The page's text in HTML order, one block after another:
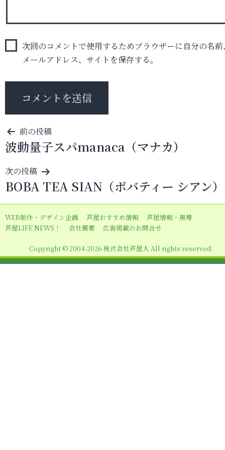
次回のコメントで使用するためブラウザーに自分の名前
メールアドレス、サイトを保存する。
投
稿
ナ
ビ
ゲ
ー
シ
ン
前の投稿
波動量子スパmanaca（マナカ）
次の投稿
BOBA TEA SIAN（ボバティー シアン）
WEB制作・デザイン企画 芦屋おすすめ情報
芦屋情報・黒帯
芦屋LIFE NEWS！
会社概要 広告掲載のお問合せ
Copyright © 2004-2026 株式会社芦屋人 All rights reserved.